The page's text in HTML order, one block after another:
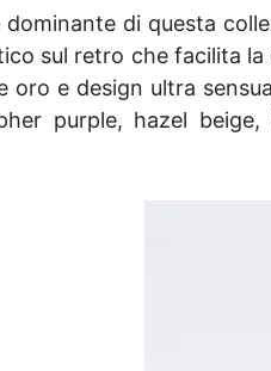
di questa
sul retro che facilita
oro e design ultra
purple, hazel